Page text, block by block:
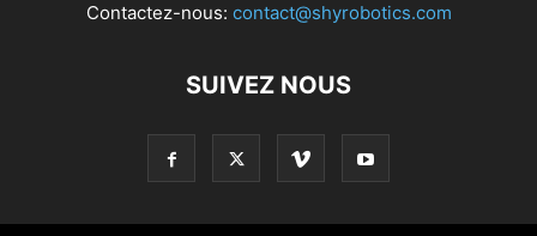
Contactez-nous: contact@shyrobotics.com
SUIVEZ NOUS